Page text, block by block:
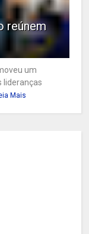
reúnem
um
lideranças
Mais